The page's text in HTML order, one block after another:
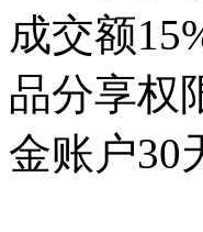
成交额
品分享权
金账户30